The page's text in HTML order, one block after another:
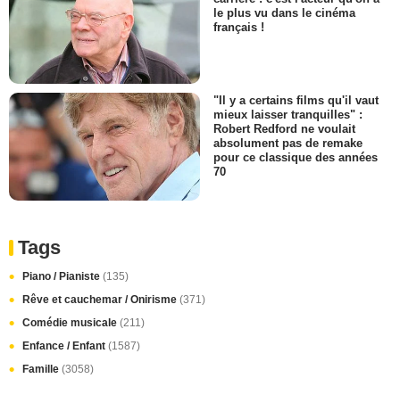
le plus vu dans le cinéma
français !
"Il y a certains films qu'il vaut
mieux laisser tranquilles" :
Robert Redford ne voulait
absolument pas de remake
pour ce classique des années
70
Tags
Piano / Pianiste (135)
Rêve et cauchemar / Onirisme (371)
Comédie musicale (211)
Enfance / Enfant (1587)
Famille (3058)